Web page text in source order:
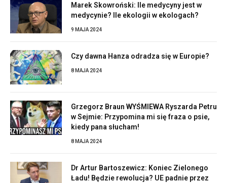
Marek Skowroński: Ile medycyny jest w
medycynie? Ile ekologii w ekologach?
9 MAJA 2024
Czy dawna Hanza odradza się w Europie?
8 MAJA 2024
Grzegorz Braun WYŚMIEWA Ryszarda Petru
w Sejmie: Przypomina mi się fraza o psie,
kiedy pana słucham!
8 MAJA 2024
Dr Artur Bartoszewicz: Koniec Zielonego
Ładu! Będzie rewolucja? UE padnie przez